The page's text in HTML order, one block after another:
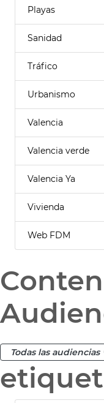
Playas
Sanidad
Tráfico
Urbanismo
Valencia
Valencia verde
Valencia Ya
Vivienda
Web FDM
Todas las audiencias